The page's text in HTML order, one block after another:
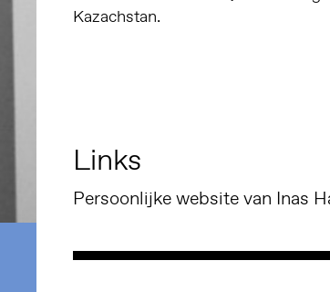
Kazachstan.
Links
Persoonlijke website van Inas